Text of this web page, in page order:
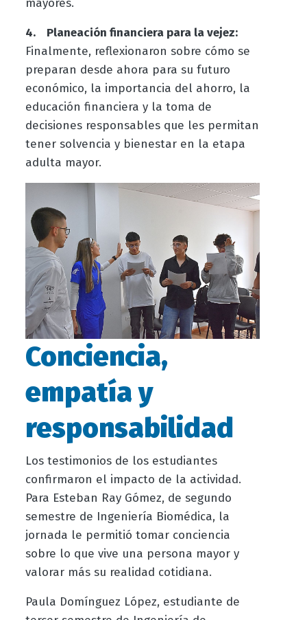
mayores.
4. Planeación financiera para la vejez:
Finalmente, reflexionaron sobre cómo se
preparan desde ahora para su futuro
económico, la importancia del ahorro, la
educación financiera y la toma de
decisiones responsables que les permitan
tener solvencia y bienestar en la etapa
adulta mayor.
Conciencia,
empatía y
responsabilidad
Los testimonios de los estudiantes
confirmaron el impacto de la actividad.
Para Esteban Ray Gómez, de segundo
semestre de Ingeniería Biomédica, la
jornada le permitió tomar conciencia
sobre lo que vive una persona mayor y
valorar más su realidad cotidiana.
Paula Domínguez López, estudiante de